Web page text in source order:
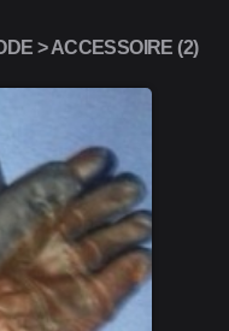
> ACCESSOIRE (2)